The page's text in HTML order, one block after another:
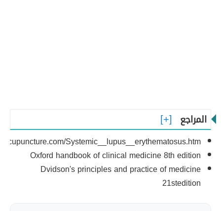
المراجع
Systemic__lupus__erythematosus.htm
Oxford handbook of clinical medicine 8th edition
Dvidson's principles and practice of medicine
21stedition